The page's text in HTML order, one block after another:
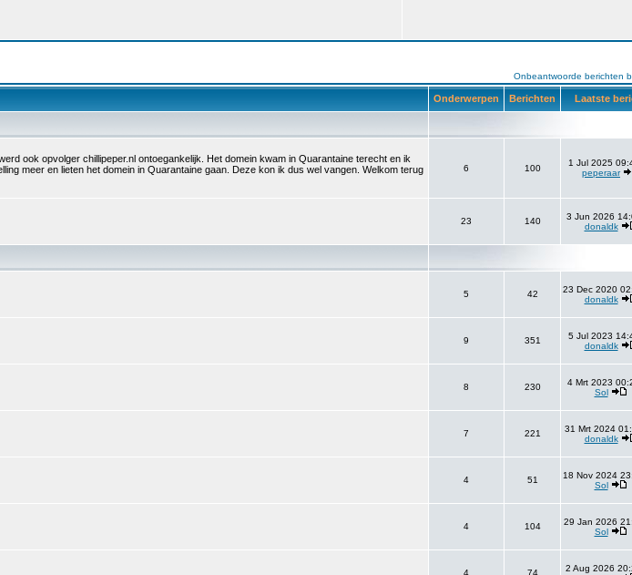
Onbeantwoorde berichten
Onderwerpen Berichten Laatste
ook opvolger chillipeper.nl ontoegankelijk. Het domein kwam in Quarantaine terecht en ik
meer en lieten het domein in Quarantaine gaan. Deze kon ik dus wel vangen. Welkom terug
6 100
1 Jul 2025
peperaar
23 140
3 Jun 2026
donaldk
5 42
23 Dec 2020
donaldk
9 351
5 Jul 2023
donaldk
8 230
4 Mrt 2023
Sol
7 221
31 Mrt 2024
donaldk
4 51
18 Nov 2024
Sol
4 104
29 Jan 2026
Sol
4 74
2 Aug 2026